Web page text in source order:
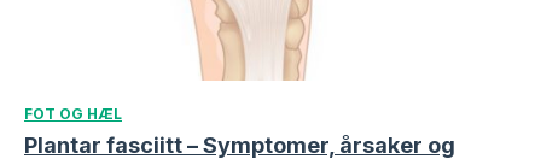
FOT OG HÆL
Plantar fasciitt – Symptomer, årsaker og